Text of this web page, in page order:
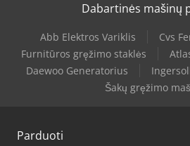
Dabartinės mašinų
Abb Elektros Variklis
Cvs
Furnitūros gręžimo staklės
Daewoo Generatorius
Šakų gręžimo
Parduoti